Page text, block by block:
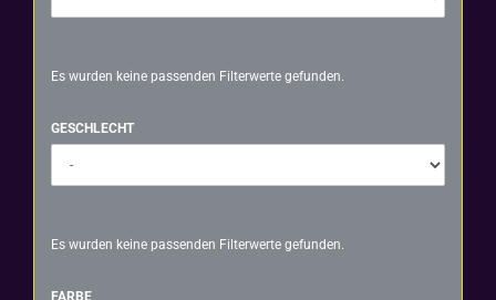
Es wurden keine passenden Filterwerte gefunden.
GESCHLECHT
GESCHLECHT
Es wurden keine passenden Filterwerte gefunden.
FARBE
FARBE